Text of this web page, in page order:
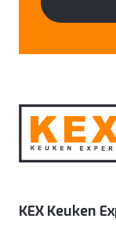
KEX Keuken